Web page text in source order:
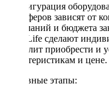
Конфигурация
сабвуферов зависят от
пожеланий и бюджета
DriveLife сделают
позволит приобрести и
характеристикам и цене.
Основные этапы: